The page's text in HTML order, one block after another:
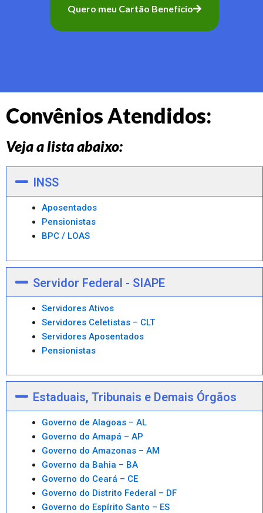
Quero meu Cartão Benefício
Convênios Atendidos:
Veja a lista abaixo:
INSS
Aposentados
Pensionistas
BPC / LOAS
Servidor Federal - SIAPE
Servidores Ativos
Servidores Celetistas – CLT
Servidores Aposentados
Pensionistas
Estaduais, Tribunais e Demais Órgãos
Governo de Alagoas – AL
Governo do Amapá – AP
Governo do Amazonas – AM
Governo da Bahia – BA
Governo do Ceará – CE
Governo do Distrito Federal – DF
Governo do Espírito Santo – ES